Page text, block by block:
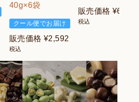
40g×6袋
クール便でお届け
販売価格 ¥2,592
税込
販売価格 ¥6,480
税込